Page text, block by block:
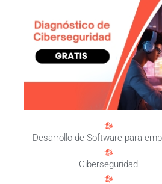
Desarrollo de Software para
Ciberseguridad